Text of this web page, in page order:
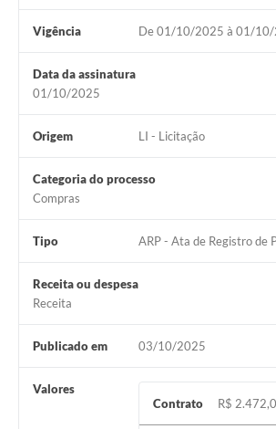
Legislação
IPTU Selo Verde
Contato
Vigência De 01/10/2025 à 01/
Data da assinatura
01/10/2025
Origem LI - Licitação
Categoria do processo
Compras
Tipo ARP - Ata de Registro de
Receita ou despesa
Receita
Publicado em 03/10/2025
Valores
Contrato
R$